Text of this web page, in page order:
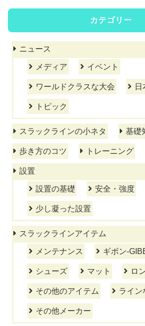
カテゴリー
ニュース
メディア イベント
ワールドクラスな大会 日
トピック
スラックラインの小ネタ 基礎
歩き方のコツ トレーニング
設置
設置の基礎 安全・強度
少し凝った設置
スラックラインアイテム
メンテナンス ギボン-
シューズ マット ロ
その他のアイテム ライン
その他メーカー